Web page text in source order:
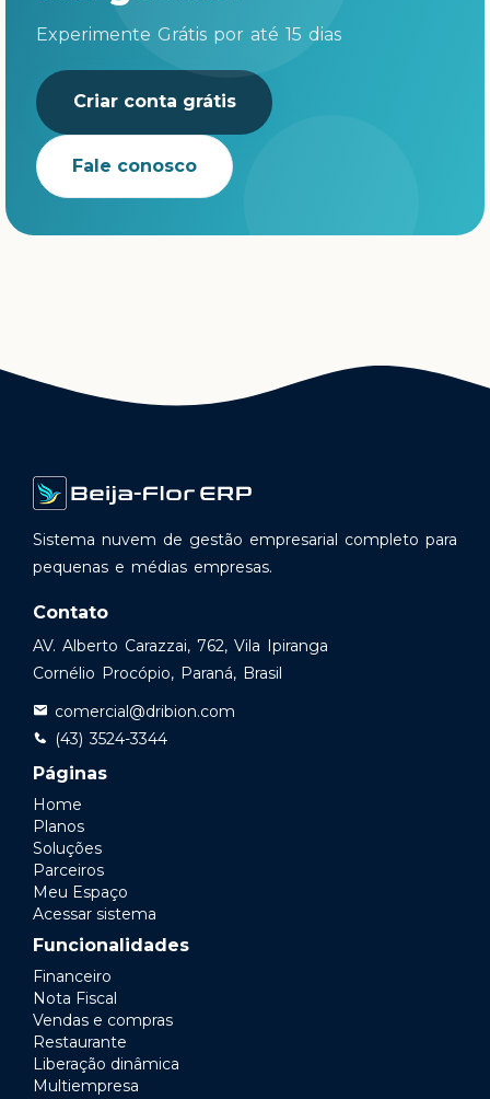
Experimente Grátis por até 15 dias
Criar conta grátis
Fale conosco
Sistema nuvem de gestão empresarial completo para
pequenas e médias empresas.
Contato
AV. Alberto Carazzai, 762, Vila Ipiranga
Cornélio Procópio, Paraná, Brasil
comercial@dribion.com
(43) 3524-3344
Páginas
Home
Planos
Soluções
Parceiros
Meu Espaço
Acessar sistema
Funcionalidades
Financeiro
Nota Fiscal
Vendas e compras
Restaurante
Liberação dinâmica
Multiempresa